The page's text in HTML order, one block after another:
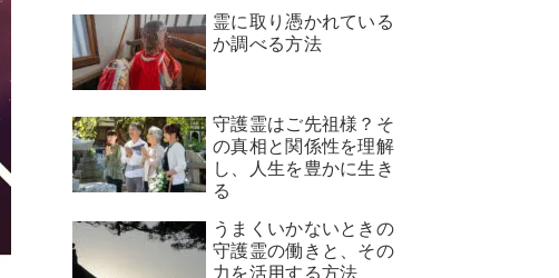
霊に取り憑かれている
か調べる方法
守護霊はご先祖様？そ
の真相と関係性を理解
し、人生を豊かに生き
る
うまくいかないときの
守護霊の働きと、その
力を活用する方法